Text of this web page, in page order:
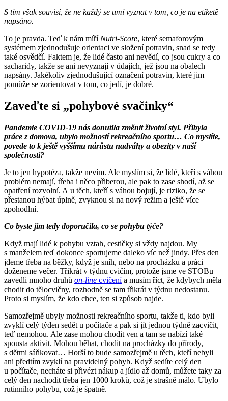
S tím však souvisí, že ne každý se umí vyznat v tom, co je na etiketě
napsáno.
To je pravda. Teď k nám míří Nutri-Score, které semaforovým
systémem zjednodušuje orientaci ve složení potravin, snad se tedy
také osvědčí. Faktem je, že lidé často ani nevědí, co jsou cukry a co
sacharidy, takže se ani nevyznají v údajích, jež jsou na obalech
napsány. Jakékoliv zjednodušující označení potravin, které jim
pomůže se zorientovat v tom, co jedí, je dobré.
Zaveďte si „pohybové svačinky“
Pandemie COVID-19 nás donutila změnit životní styl. Přibyla
práce z domova, ubylo možností rekreačního sportu… Co myslíte,
povede to k ještě vyššímu nárůstu nadváhy a obezity v naší
společnosti?
Je to jen hypotéza, takže nevím. Ale myslím si, že lidé, kteří s váhou
problém nemají, třeba i něco přiberou, ale pak to zase shodí, až se
opatření rozvolní. A u těch, kteří s váhou bojují, je riziko, že se
přestanou hýbat úplně, zvyknou si na nový režim a ještě více
zpohodlní.
Co byste jim tedy doporučila, co se pohybu týče?
Když mají lidé k pohybu vztah, cestičky si vždy najdou. My
s manželem teď dokonce sportujeme daleko víc než jindy. Přes den
jdeme třeba na běžky, když je sníh, nebo na procházku a práci
doženeme večer. Třikrát v týdnu cvičím, protože jsme ve STOBu
zavedli mnoho druhů on-line cvičenía musím říct, že kdybych měla
chodit do tělocvičny, rozhodně se tam třikrát v týdnu nedostanu.
Proto si myslím, že kdo chce, ten si způsob najde.
Samozřejmě ubyly možnosti rekreačního sportu, takže ti, kdo byli
zvyklí celý týden sedět u počítače a pak si jít jednou týdně zacvičit,
teď nemohou. Ale zase mohou chodit ven a tam se nabízí také
spousta aktivit. Mohou běhat, chodit na procházky do přírody,
s dětmi sáňkovat… Horší to bude samozřejmě u těch, kteří nebyli
ani předtím zvyklí na pravidelný pohyb. Když sedíte celý den
u počítače, necháte si přivézt nákup a jídlo až domů, můžete taky za
celý den nachodit třeba jen 1000 kroků, což je strašně málo. Ubylo
rutinního pohybu, což je špatně.